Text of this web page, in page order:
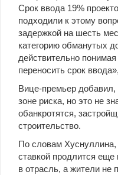
Срок ввода 19%
подходили к этому
задержкой на шесть
категорию обманутых
действительно
переносить срок
Вице-премьер
зоне риска, но это не
обанкротятся,
строительство.
По словам
ставкой продлится еще
в отрасль, а жители не